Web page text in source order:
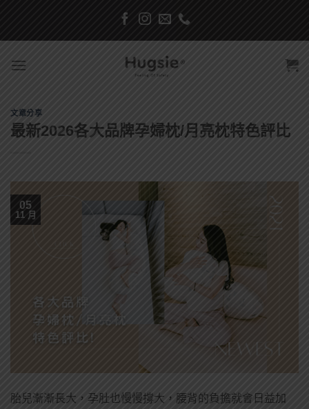
content
文章分享
最新2026各大品牌孕婦枕/月亮枕特色評比
05
11 月
胎兒漸漸長大，孕肚也慢慢撐大，腰背的負擔就會日益加